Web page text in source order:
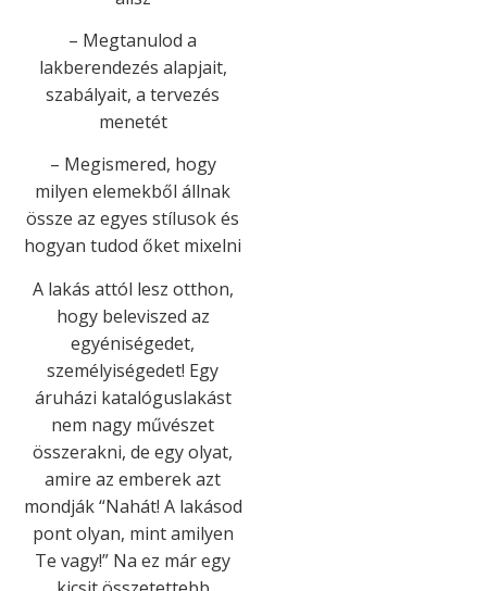
– Megtanulod a
lakberendezés alapjait,
szabályait, a tervezés
menetét
– Megismered, hogy
milyen elemekből állnak
össze az egyes stílusok és
hogyan tudod őket mixelni
A lakás attól lesz otthon,
hogy beleviszed az
egyéniségedet,
személyiségedet! Egy
áruházi katalóguslakást
nem nagy művészet
összerakni, de egy olyat,
amire az emberek azt
mondják “Nahát! A lakásod
pont olyan, mint amilyen
Te vagy!” Na ez már egy